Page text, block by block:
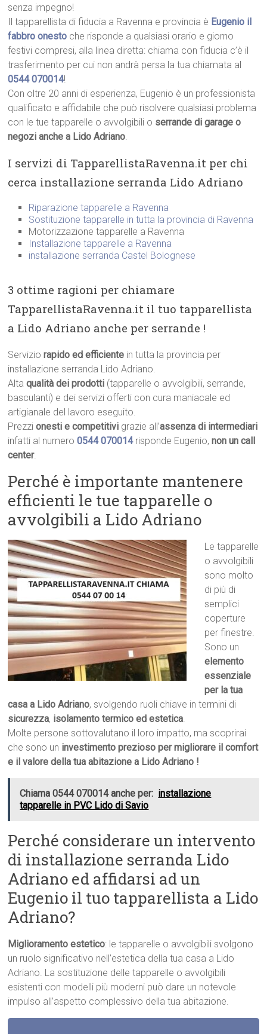
senza impegno!
Il tapparellista di fiducia a Ravenna e provincia è Eugenio il
fabbro onesto che risponde a qualsiasi orario e giorno
festivi compresi, alla linea diretta: chiama con fiducia c’è il
trasferimento per cui non andrà persa la tua chiamata al
0544 070014!
Con oltre 20 anni di esperienza, Eugenio è un professionista
qualificato e affidabile che può risolvere qualsiasi problema
con le tue tapparelle o avvolgibili o serrande di garage o
negozi anche a Lido Adriano.
I servizi di TapparellistaRavenna.it per chi
cerca installazione serranda Lido Adriano
Riparazione tapparelle a Ravenna
Sostituzione tapparelle in tutta la provincia di Ravenna
Motorizzazione tapparelle a Ravenna
Installazione tapparelle a Ravenna
installazione serranda Castel Bolognese
3 ottime ragioni per chiamare
TapparellistaRavenna.it il tuo tapparellista
a Lido Adriano anche per serrande !
Serviziorapido ed efficiente in tutta la provincia per
installazione serranda Lido Adriano.
Altaqualità dei prodotti (tapparelle o avvolgibili, serrande,
basculanti) e dei servizi offerti con cura maniacale ed
artigianale del lavoro eseguito.
Prezzionesti e competitivi grazie all’assenza di intermediari
infatti al numero0544 070014 risponde Eugenio,non un call
center.
Perché è importante mantenere
efficienti le tue tapparelle o
avvolgibili a Lido Adriano
Le tapparelle
o avvolgibili
sono molto
di più di
semplici
coperture
per finestre.
Sono un
elemento
essenziale
per la tua
casa a Lido Adriano, svolgendo ruoli chiave in termini di
sicurezza, isolamento termico ed estetica.
Molte persone sottovalutano il loro impatto, ma scoprirai
che sono un investimento prezioso per migliorare il comfort
e il valore della tua abitazione a Lido Adriano !
Chiama 0544 070014 anche per: installazione
tapparelle in PVC Lido di Savio
Perché considerare un intervento
di installazione serranda Lido
Adriano ed affidarsi ad un
Eugenio il tuo tapparellista a Lido
Adriano?
Miglioramento estetico: le tapparelle o avvolgibili svolgono
un ruolo significativo nell’estetica della tua casa a Lido
Adriano. La sostituzione delle tapparelle o avvolgibili
esistenti con modelli più moderni può dare un notevole
impulso all’aspetto complessivo della tua abitazione.